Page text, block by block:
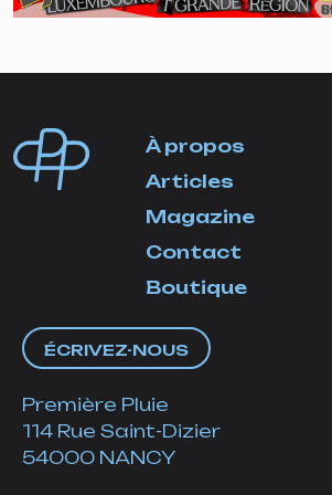
À propos
Articles
Magazine
Contact
Boutique
ÉCRIVEZ-NOUS
Première Pluie
114 Rue Saint-Dizier
54000 NANCY